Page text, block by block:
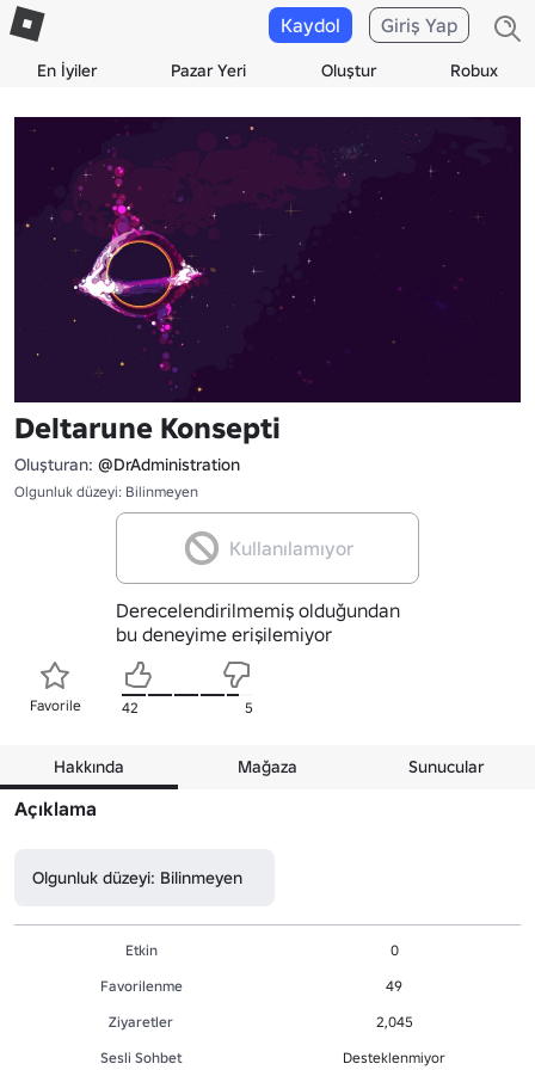
En İyiler Pazar Yeri Oluştur Robux
Kaydol Giriş Yap
Deltarune Konsepti
Oluşturan: @DrAdministration
Olgunluk düzeyi: Bilinmeyen
Kullanılamıyor
Derecelendirilmemiş olduğundan
bu deneyime erişilemiyor
Favorile 42 5
Hakkında Mağaza Sunucular
Açıklama
Olgunluk düzeyi: Bilinmeyen
Etkin
0
Favorilenme
49
Ziyaretler
2,045
Sesli Sohbet
Desteklenmiyor